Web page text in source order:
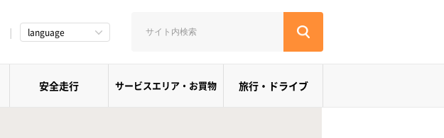
language
安全走行 サービスエリア・お買物 旅行・ドライブ